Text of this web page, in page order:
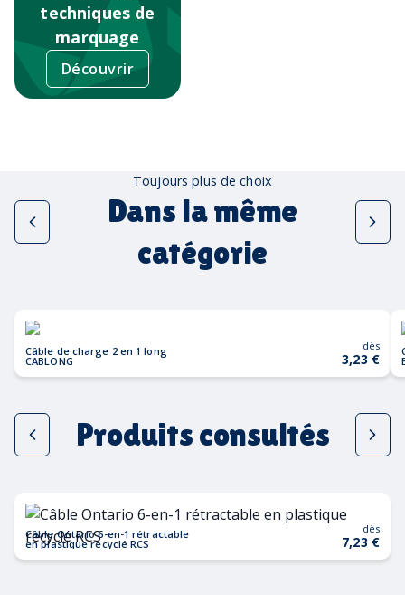
techniques de
marquage
Découvrir
Toujours plus de choix
Dans la même
catégorie
Câble de charge 2 en 1 long
CABLONG
dès
3,23 €
Produits consultés
Câble Ontario 6-en-1 rétractable
en plastique recyclé RCS
dès
7,23 €